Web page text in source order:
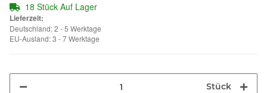
18 Stück Auf Lager
Lieferzeit:
Deutschland: 2 - 5 Werktage
EU-Ausland: 3 - 7 Werktage
Stück